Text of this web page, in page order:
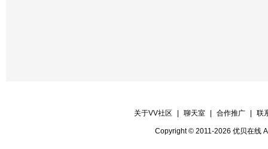
关于VV社区 聊天室 合作推广 联
Copyright © 2011-2026 优贝在线